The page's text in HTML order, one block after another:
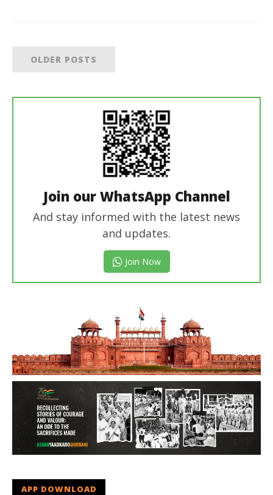
OLDER POSTS
Join our WhatsApp Channel
And stay informed with the latest news
and updates.
Join Now
APP DOWNLOAD